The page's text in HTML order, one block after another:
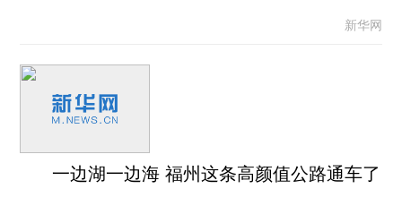
新华网
一边湖一边海 福州这条高颜值公路通车了